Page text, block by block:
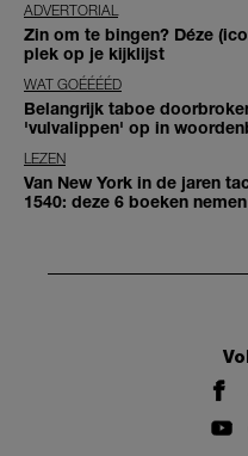
ADVERTORIAL
Zin om te bingen? Déze
plek op je kijklijst
WAT GOÉÉÉÉD
Belangrijk taboe
'vulvalippen' op in
LEZEN
Van New York in de jaren
1540: deze 6 boeken